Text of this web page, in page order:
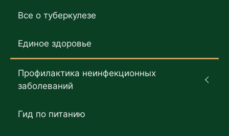
Все о туберкулезе
Единое здоровье
Профилактика неинфекционных
заболеваний
Гид по питанию